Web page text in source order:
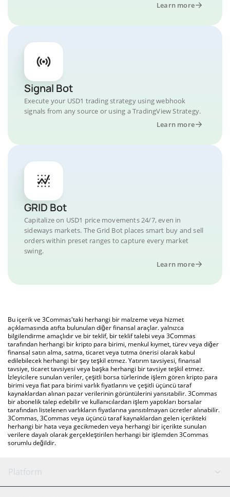
Learn more
Signal Bot
Execute your USD1 trading strategy using webhook
signals from any source or using a TradingView Strategy.
Learn more
GRID Bot
Capitalize on USD1 price movements 24/7, even in
sideways markets. The Grid Bot places smart buy and sell
orders within preset ranges to capture every market
swing.
Learn more
Bu içerik ve 3Commas'taki herhangi bir malzeme veya hizmet
açıklamasında atıfta bulunulan diğer finansal araçlar. yalnızca
bilgilendirme amaçlıdır ve bir teklif, bir teklif talebi veya 3Commas
tarafından herhangi bir kripto para birimi, menkul kıymet, türev veya diğer
finansal satın alma, satma, ticaret veya tutma önerisi olarak kabul
edilebilecek herhangi bir şey teşkil etmez. Yatırım tavsiyesi, finansal
tavsiye, ticaret tavsiyesi veya başka herhangi bir tavsiye teşkil etmez.
İzleyicilere sunulan veriler, çeşitli borsa türlerinde işlem gören kripto para
birimi veya fiat para birimi varlık fiyatlarını ve çeşitli üçüncü taraf
kaynaklardan alınan pazar verilerinin görüntülerini yansıtabilir. 3Commas
bir abonelik talep edebilir ve kullanıcılardan işlem yaptıkları borsalar
tarafından listelenen varlıkların fiyatlarına yansıtılmayan ücretler alınabilir.
3Commas, 3Commas veya üçüncü taraf kaynaklardan gelen içerikteki
herhangi bir hata veya gecikmeden veya herhangi bir içerikte sunulan
verilere dayalı olarak gerçekleştirilen herhangi bir işlemden 3Commas
sorumlu değildir.
Platform